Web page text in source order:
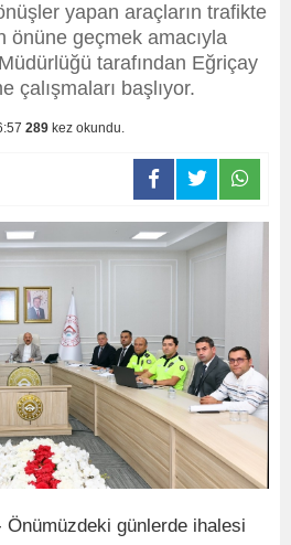
yapan araçların trafikte
önüne geçmek amacıyla
tarafından Eğriçay
çalışmaları başlıyor.
289 kez okundu.
Önümüzdeki günlerde ihalesi